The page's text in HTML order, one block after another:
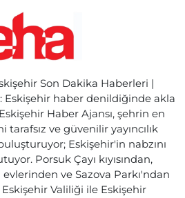
Son Dakika Haberleri |
Eskişehir haber denildiğinde akla
Haber Ajansı, şehrin en
ve güvenilir yayıncılık
Eskişehir'in nabzını
Porsuk Çayı kıyısından,
ve Sazova Parkı'ndan
Valiliği ile Eskişehir